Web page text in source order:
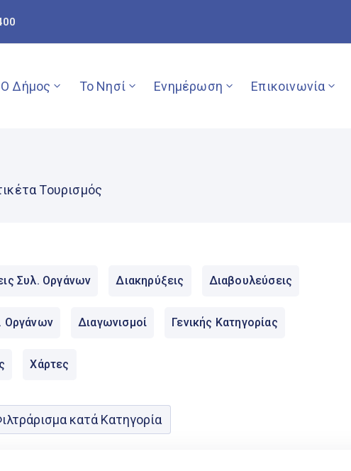
Ο Δήμος Το Νησί Ενημέρωση Επικοινωνία
Τουρισμός
Συλ. Οργάνων Διακηρύξεις Διαβουλεύσεις
Οργάνων Διαγωνισμοί Γενικής Κατηγορίας
Χάρτες
κατά Κατηγορία